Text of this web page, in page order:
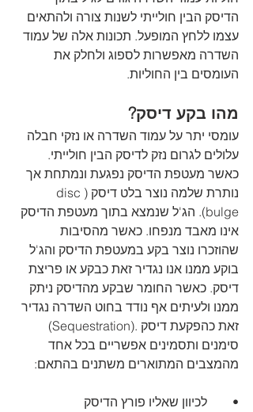
הדיסק הבין חולייתי לשנות צורה ולהתאים
עצמו ללחץ המופעל. תכונות אלה של עמוד
השדרה מאפשרות לספוג ולחלק את
העומסים בין החוליות.
מהו בקע דיסק?
עומסי יתר על עמוד השדרה או נזקי חבלה
עלולים לגרום נזק לדיסק הבין חולייתי.
כאשר מעטפת הדיסק נפגעת ונמתחת אך
נותרת שלמה נוצר בלט דיסק (disc
bulge). הג'ל שנמצא בתוך מעטפת הדיסק
אינו מאבד מנפחו. כאשר מהסיבות
שהוזכרו נוצר בקע במעטפת הדיסק והג'ל
בוקע ממנו אנו נגדיר זאת כבקע או פריצת
דיסק. כאשר החומר שבקע מהדיסק ניתק
ממנו ולעיתים אף נודד בחוט השדרה נגדיר
זאת כהפקעת דיסק .(Sequestration)
סימנים ותסמינים אפשריים בכל אחד
מהמצבים המתוארים משתנים בהתאם:
•	לכיוון שאליו פורץ הדיסק